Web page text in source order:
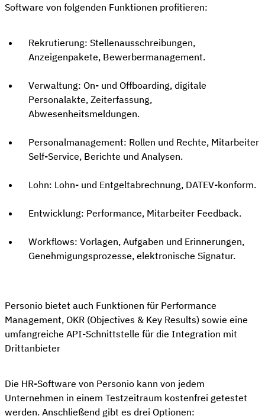
Software von folgenden Funktionen profitieren:
Rekrutierung: Stellenausschreibungen,
Anzeigenpakete, Bewerbermanagement.
Verwaltung: On- und Offboarding, digitale
Personalakte, Zeiterfassung,
Abwesenheitsmeldungen.
Personalmanagement: Rollen und Rechte, Mitarbeiter
Self-Service, Berichte und Analysen.
Lohn: Lohn- und Entgeltabrechnung, DATEV-konform.
Entwicklung: Performance, Mitarbeiter Feedback.
Workflows: Vorlagen, Aufgaben und Erinnerungen,
Genehmigungsprozesse, elektronische Signatur.
Personio bietet auch Funktionen für Performance
Management, OKR (Objectives & Key Results) sowie eine
umfangreiche API-Schnittstelle für die Integration mit
Drittanbieter
Die HR-Software von Personio kann von jedem
Unternehmen in einem Testzeitraum kostenfrei getestet
werden. Anschließend gibt es drei Optionen: